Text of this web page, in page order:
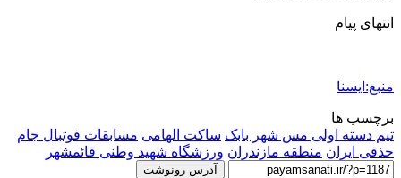
انتهای پیام
منبع:ایسنا
برچسب ها
تیم دسته اولی مس شهر بابک ساکت الهامی مسابقات فوتبال جام
حذفی ایران منطقه مازندران ورزشگاه شهید وطنی قائمشهر
آدرس رونوشت